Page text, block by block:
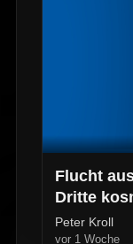
Flucht
Dritte
Peter Kroll
vor 1 Woche